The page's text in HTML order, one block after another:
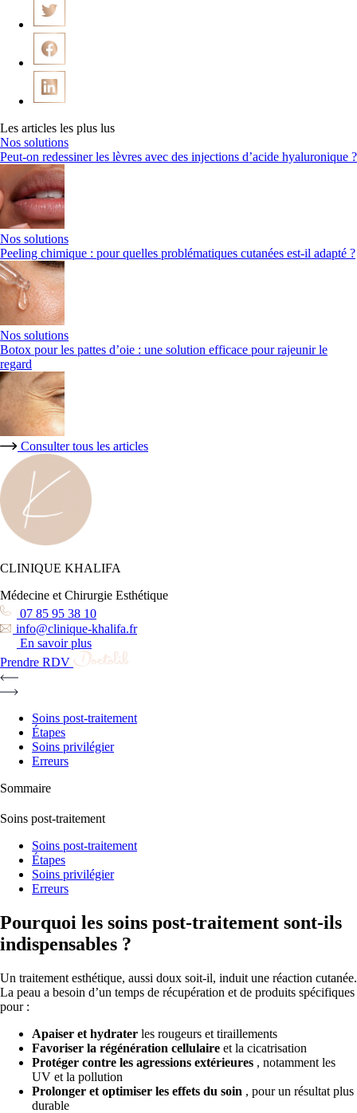
Les articles les plus lus
Nos solutions
Peut-on redessiner les lèvres avec des injections d’acide hyaluronique ?
Nos solutions
Peeling chimique : pour quelles problématiques cutanées est-il adapté ?
Nos solutions
Botox pour les pattes d’oie : une solution efficace pour rajeunir le
regard
Consulter tous les articles
CLINIQUE KHALIFA
Médecine et Chirurgie Esthétique
07 85 95 38 10
info@clinique-khalifa.fr
En savoir plus
Prendre RDV
Soins post-traitement
Étapes
Soins privilégier
Erreurs
Sommaire
Soins post-traitement
Soins post-traitement
Étapes
Soins privilégier
Erreurs
Pourquoi les soins post-traitement sont-ils
indispensables ?
Un traitement esthétique, aussi doux soit-il, induit une réaction cutanée.
La peau a besoin d’un temps de récupération et de produits spécifiques
pour :
Apaiser et hydrater les rougeurs et tiraillements
Favoriser la régénération cellulaire et la cicatrisation
Protéger contre les agressions extérieures , notamment les
UV et la pollution
Prolonger et optimiser les effets du soin , pour un résultat plus
durable